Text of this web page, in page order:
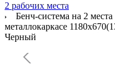
2 рабочих места
Бенч-система на 2
металлокаркасе
Черный